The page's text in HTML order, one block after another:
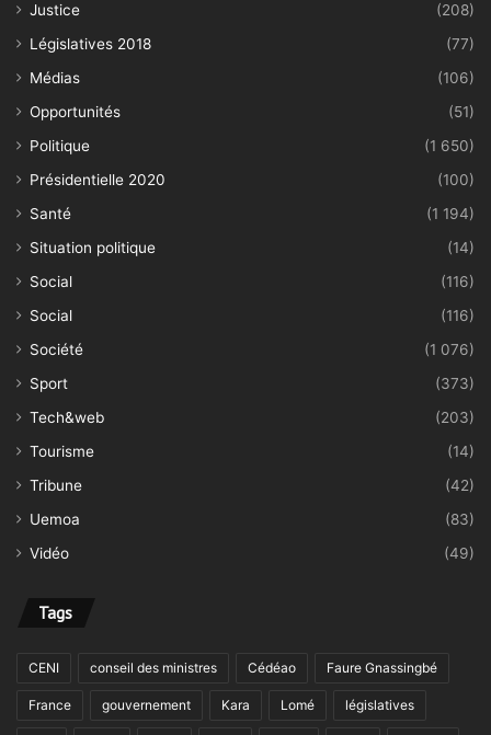
Justice
(208)
Législatives 2018
(77)
Médias
(106)
Opportunités
(51)
Politique
(1 650)
Présidentielle 2020
(100)
Santé
(1 194)
Situation politique
(14)
Social
(116)
Social
(116)
Société
(1 076)
Sport
(373)
Tech&web
(203)
Tourisme
(14)
Tribune
(42)
Uemoa
(83)
Vidéo
(49)
Tags
CENI conseil des ministres Cédéao Faure Gnassingbé
France gouvernement Kara Lomé législatives